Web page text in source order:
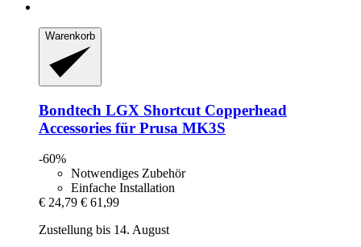
Warenkorb
Bondtech LGX Shortcut Copperhead
Accessories für Prusa MK3S
-60%
Notwendiges Zubehör
Einfache Installation
€ 24,79 € 61,99
Zustellung bis 14. August